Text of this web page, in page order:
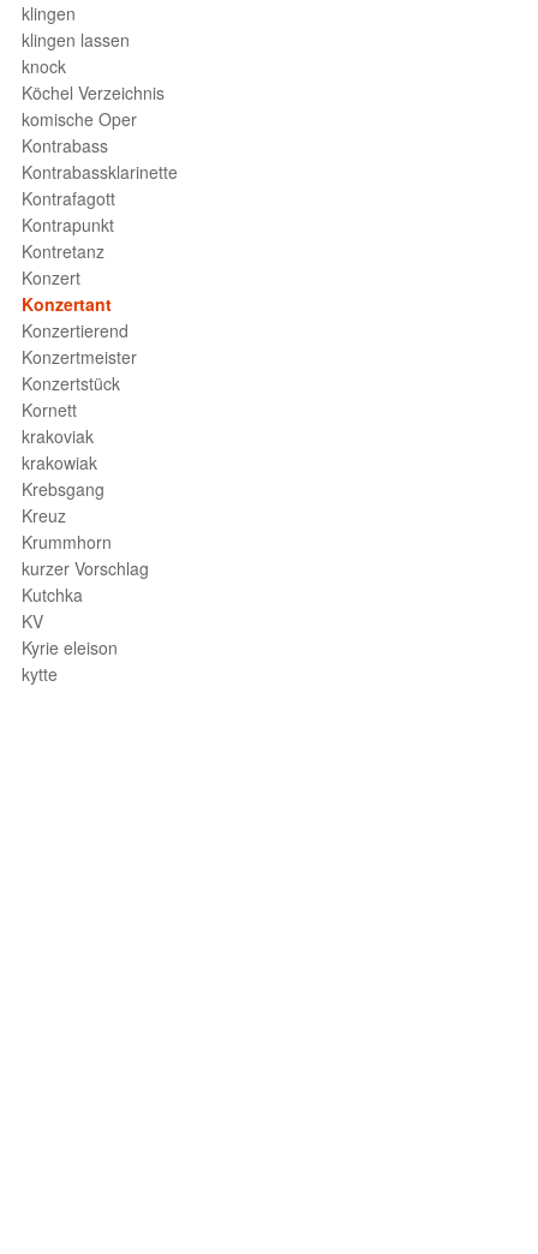
klingen
klingen lassen
knock
Köchel Verzeichnis
komische Oper
Kontrabass
Kontrabassklarinette
Kontrafagott
Kontrapunkt
Kontretanz
Konzert
Konzertant
Konzertierend
Konzertmeister
Konzertstück
Kornett
krakoviak
krakowiak
Krebsgang
Kreuz
Krummhorn
kurzer Vorschlag
Kutchka
KV
Kyrie eleison
kytte